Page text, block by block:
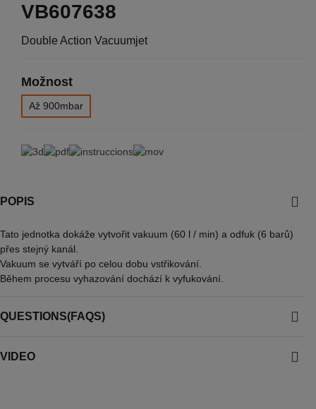
VB607638
Double Action Vacuumjet
Možnost
Až 900mbar
POPIS
Tato jednotka dokáže vytvořit vakuum (60 l / min) a odfuk (6 barů)
přes stejný kanál.
Vakuum se vytváří po celou dobu vstřikování.
Během procesu vyhazování dochází k vyfukování.
QUESTIONS(FAQS)
VIDEO